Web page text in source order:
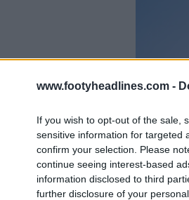
www.footyheadlines.com -
If you wish to opt-out of the sale,
sensitive information for targeted
confirm your selection. Please
continue seeing interest-based
information disclosed to third
further disclosure of your